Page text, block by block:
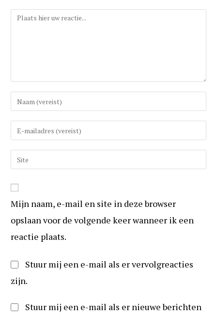
Reactie
Vul
uw
(gebruikers)naam
om
Vul
uw
e-
mail
om
te
reageren
Vul
uw
URL
in
(optioneel)
Mijn naam, e-mail en site in deze browser
opslaan voor de volgende keer wanneer ik een
reactie plaats.
Stuur mij een e-mail als er vervolgreacties
zijn.
Stuur mij een e-mail als er nieuwe berichten